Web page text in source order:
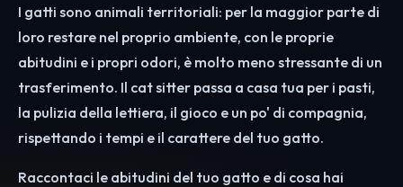
I gatti sono animali territoriali: per la maggior parte di
loro restare nel proprio ambiente, con le proprie
abitudini e i propri odori, è molto meno stressante di un
trasferimento. Il cat sitter passa a casa tua per i pasti,
la pulizia della lettiera, il gioco e un po' di compagnia,
rispettando i tempi e il carattere del tuo gatto.
Raccontaci le abitudini del tuo gatto e di cosa hai